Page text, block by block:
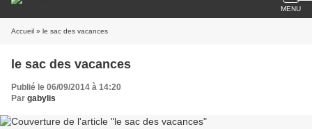
MENU
Accueil » le sac des vacances
le sac des vacances
Publié le 06/09/2014 à 14:20
Par gabylis